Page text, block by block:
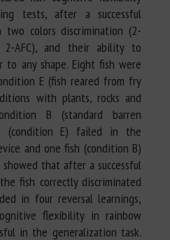
tests, after a successful
two colors discrimination (2-
2-AFC), and their ability to
to any shape. Eight fish were
E (fish reared from fry
with plants, rocks and
B (standard barren
(condition E) failed in the
and one fish (condition B)
that after a successful
fish correctly discriminated
in four reversal learnings,
flexibility in rainbow
in the generalization task.